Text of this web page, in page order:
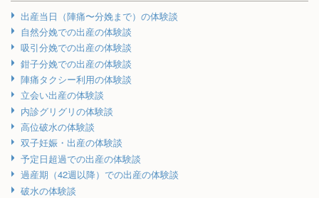
出産当日（陣痛〜分娩まで）の体験談
自然分娩での出産の体験談
吸引分娩での出産の体験談
鉗子分娩での出産の体験談
陣痛タクシー利用の体験談
立会い出産の体験談
内診グリグリの体験談
高位破水の体験談
双子妊娠・出産の体験談
予定日超過での出産の体験談
過産期（42週以降）での出産の体験談
破水の体験談